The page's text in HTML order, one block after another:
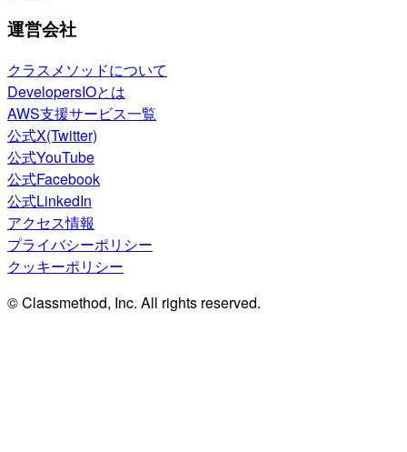
運営会社
クラスメソッドについて
DevelopersIOとは
AWS支援サービス一覧
公式X(Twitter)
公式YouTube
公式Facebook
公式LinkedIn
アクセス情報
プライバシーポリシー
クッキーポリシー
© Classmethod, Inc. All rights reserved.